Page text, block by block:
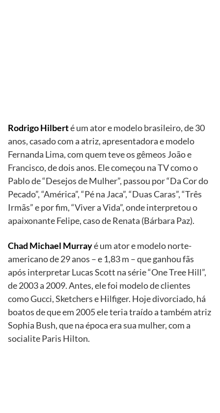
Rodrigo Hilberté um ator e modelo brasileiro, de 30
anos, casado com a atriz, apresentadora e modelo
Fernanda Lima, com quem teve os gêmeos João e
Francisco, de dois anos. Ele começou na TV como o
Pablo de “Desejos de Mulher”, passou por “Da Cor do
Pecado”, “América”, “Pé na Jaca”, “Duas Caras”, “Três
Irmãs” e por fim, “Viver a Vida”, onde interpretou o
apaixonante Felipe, caso de Renata (Bárbara Paz).
Chad Michael Murrayé um ator e modelo norte-
americano de 29 anos – e 1,83 m – que ganhou fãs
após interpretar Lucas Scott na série “One Tree Hill”,
de 2003 a 2009. Antes, ele foi modelo de clientes
como Gucci, Sketchers e Hilfiger. Hoje divorciado, há
boatos de que em 2005 ele teria traído a também atriz
Sophia Bush, que na época era sua mulher, com a
socialite Paris Hilton.